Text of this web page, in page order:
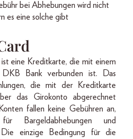
bei Abhebungen wird nicht
es eine solche gibt
eine Kreditkarte, die mit einem
Bank verbunden ist. Das
die mit der Kreditkarte
das Girokonto abgerechnet
fallen keine Gebühren an,
Bargeldabhebungen und
Die einzige Bedingung für die